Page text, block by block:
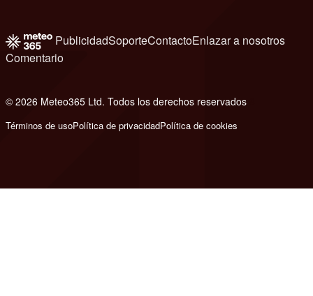
PublicidadSoporteContactoEnlazar a nosotros
Comentario
© 2026 Meteo365 Ltd. Todos los derechos reservados
Términos de usoPolítica de privacidadPolítica de cookies